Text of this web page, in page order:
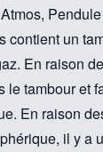
contient un
En raison
le tambour et
En raison
il y a